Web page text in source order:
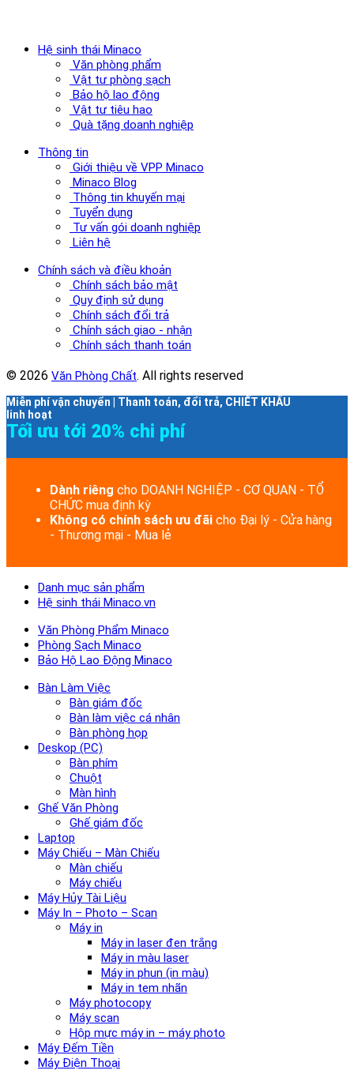
Hệ sinh thái Minaco
Văn phòng phẩm
Vật tư phòng sạch
Bảo hộ lao động
Vật tư tiêu hao
Quà tặng doanh nghiệp
Thông tin
Giới thiệu về VPP Minaco
Minaco Blog
Thông tin khuyến mại
Tuyển dụng
Tư vấn gói doanh nghiệp
Liên hệ
Chính sách và điều khoản
Chính sách bảo mật
Quy định sử dụng
Chính sách đổi trả
Chính sách giao - nhận
Chính sách thanh toán
© 2026 Văn Phòng Chất. All rights reserved
Miễn phí vận chuyển | Thanh toán, đổi trả, CHIẾT KHẤU
linh hoạt
Tối ưu tới 20% chi phí
Dành riêng cho DOANH NGHIỆP - CƠ QUAN - TỔ
CHỨC mua định kỳ
Không có chính sách ưu đãi cho Đại lý - Cửa hàng
- Thương mại - Mua lẻ
Danh mục sản phẩm
Hệ sinh thái Minaco.vn
Văn Phòng Phẩm Minaco
Phòng Sạch Minaco
Bảo Hộ Lao Động Minaco
Bàn Làm Việc
Bàn giám đốc
Bàn làm việc cá nhân
Bàn phòng họp
Deskop (PC)
Bàn phím
Chuột
Màn hình
Ghế Văn Phòng
Ghế giám đốc
Laptop
Máy Chiếu – Màn Chiếu
Màn chiếu
Máy chiếu
Máy Hủy Tài Liệu
Máy In – Photo – Scan
Máy in
Máy in laser đen trắng
Máy in màu laser
Máy in phun (in màu)
Máy in tem nhãn
Máy photocopy
Máy scan
Hộp mực máy in – máy photo
Máy Đếm Tiền
Máy Điện Thoại